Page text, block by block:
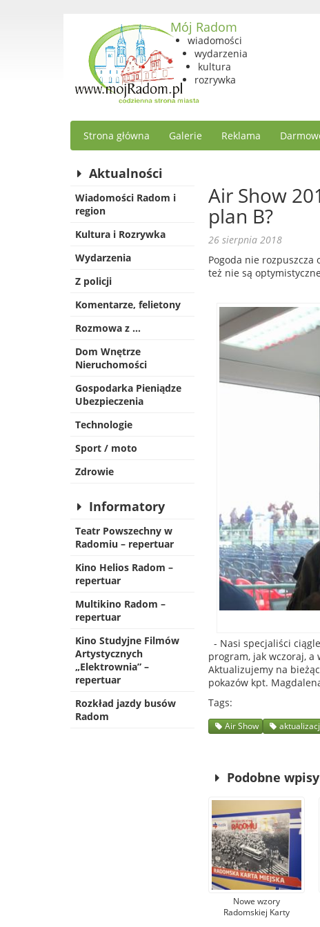
Mój Radom
wiadomości
wydarzenia
kultura
rozrywka
Strona główna Galerie Reklama
Aktualności
Wiadomości Radom i
region
Kultura i Rozrywka
Wydarzenia
Z policji
Komentarze, felietony
Rozmowa z …
Dom Wnętrze
Nieruchomości
Gospodarka Pieniądze
Ubezpieczenia
Technologie
Sport / moto
Zdrowie
Informatory
Teatr Powszechny w
Radomiu – repertuar
Kino Helios Radom –
repertuar
Multikino Radom –
repertuar
Kino Studyjne Filmów
Artystycznych
„Elektrownia” –
repertuar
Rozkład jazdy busów
Radom
Air Show
plan B?
26 sierpnia 2018
Pogoda nie rozpuszcza
też nie są
- Nasi specjaliści
program, jak wczoraj,
Aktualizujemy na
pokazów kpt.
Tags
Air Show
Podobne wpisy
Nowe wzory
Radomskiej Karty